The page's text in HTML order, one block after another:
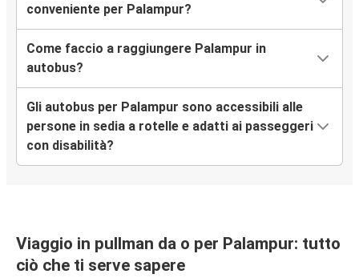
conveniente per Palampur?
Come faccio a raggiungere Palampur in
autobus?
Gli autobus per Palampur sono accessibili alle
persone in sedia a rotelle e adatti ai passeggeri
con disabilità?
Viaggio in pullman da o per Palampur: tutto
ciò che ti serve sapere